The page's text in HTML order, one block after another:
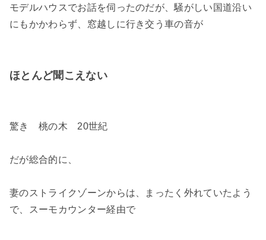
モデルハウスでお話を伺ったのだが、騒がしい国道沿い
にもかかわらず、窓越しに行き交う車の音が
ほとんど聞こえない
驚き 桃の木 20世紀
だが総合的に、
妻のストライクゾーンからは、まったく外れていたよう
で、スーモカウンター経由で